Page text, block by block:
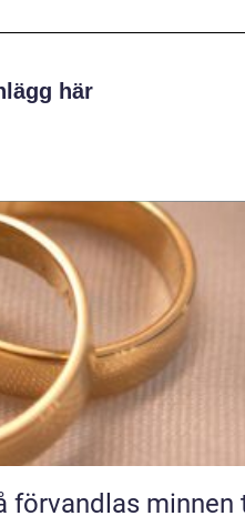
här